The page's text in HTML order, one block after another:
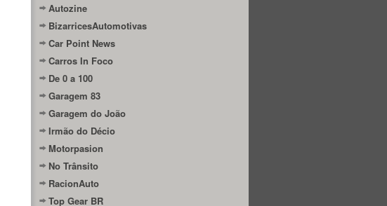
Autozine
BizarricesAutomotivas
Car Point News
Carros In Foco
De 0 a 100
Garagem 83
Garagem do João
Irmão do Décio
Motorpasion
No Trânsito
RacionAuto
Top Gear BR